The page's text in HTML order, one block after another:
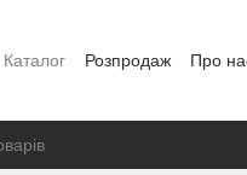
Каталог Розпродаж Про